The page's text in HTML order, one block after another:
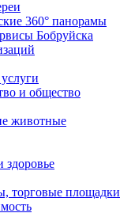
360° панорамы
Бобруйска
и общество
животные
здоровье
торговые площадки